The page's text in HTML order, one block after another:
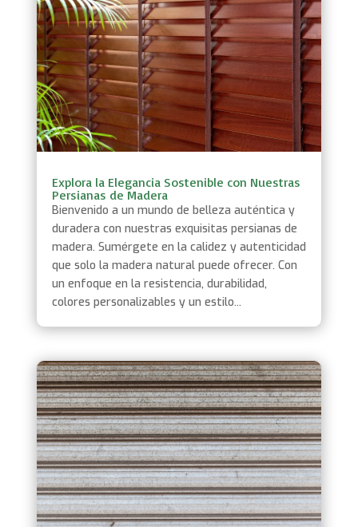
Explora la Elegancia Sostenible con Nuestras
Persianas de Madera
Bienvenido a un mundo de belleza auténtica y
duradera con nuestras exquisitas persianas de
madera. Sumérgete en la calidez y autenticidad
que solo la madera natural puede ofrecer. Con
un enfoque en la resistencia, durabilidad,
colores personalizables y un estilo...